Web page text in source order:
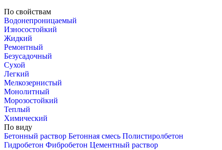
По свойствам
Водонепроницаемый
Износостойкий
Жидкий
Ремонтный
Безусадочный
Сухой
Легкий
Мелкозернистый
Монолитный
Морозостойкий
Теплый
Химический
По виду
Бетонный раствор Бетонная смесь Полистиролбетон
Гидробетон Фибробетон Цементный раствор